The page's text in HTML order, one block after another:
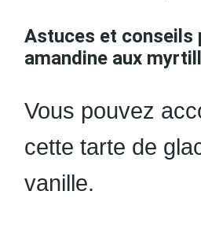
Astuces et conseils
amandine aux
Vous pouvez
cette tarte de
vanille.